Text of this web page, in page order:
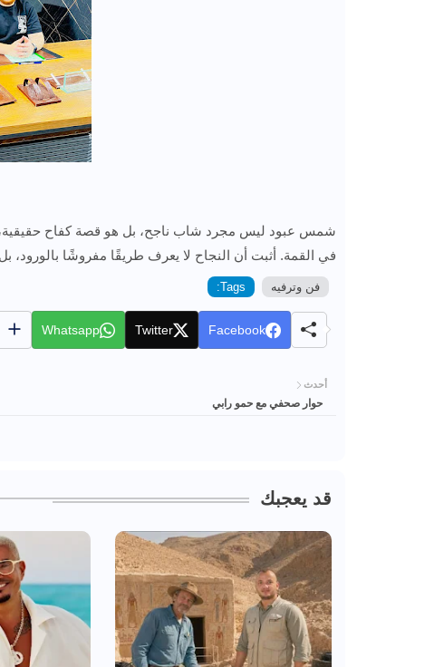
شمس عبود ليس مجرد شاب ناجح، بل هو قصة كفاح حقيقية،
في القمة. أثبت أن النجاح لا يعرف طريقًا مفروشًا بالورود، بل
Tags: فن وترفيه
Facebook
Twitter
Whatsapp
أحدث
حوار صحفي مع حمو رابي
قد يعجبك